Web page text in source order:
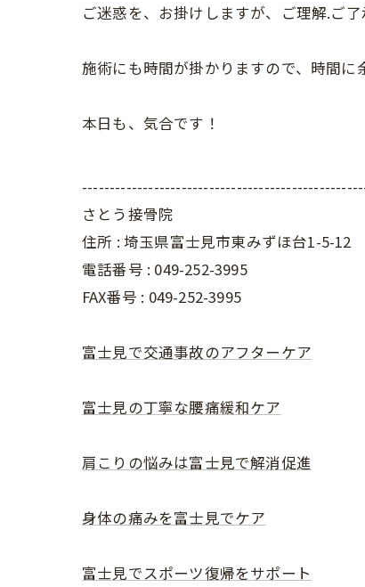
ご迷惑を、お掛けしますが、ご理解.ご了
施術にも時間が掛かりますので、時間に
本日も、気合です！
さとう接骨院
住所 : 埼玉県富士見市東みずほ台1-5-12
電話番号 : 049-252-3995
FAX番号 : 049-252-3995
富士見で交通事故のアフターケア
富士見の丁寧な腰痛緩和ケア
肩こりの悩みは富士見で解消促進
身体の痛みを富士見でケア
富士見でスポーツ復帰をサポート